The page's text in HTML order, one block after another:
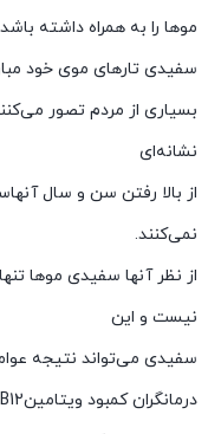
موها را به همراه داشته
سفیدی تارهای موی خود
بسیاری از مردم تصور
نشانه‌ای
از بالا رفتن سن و سال
نمی‌کنند.
از نظر آنها سفیدی موها
نیست و این
سفیدی می‌تواند نتیجه
درمانگران کمبود ویتامینB12،